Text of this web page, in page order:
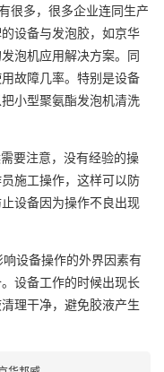
很多，很多企业连同生产
设备与发泡胶，如京华
泡机应用解决方案。同
故障几率。特别是设备
小型聚氨酯发泡机清洗
要注意，没有经验的操
施工操作，这样可以防
设备因为操作不良出现
设备操作的外界因素有
设备工作的时候出现长
理干净，避免胶液产生